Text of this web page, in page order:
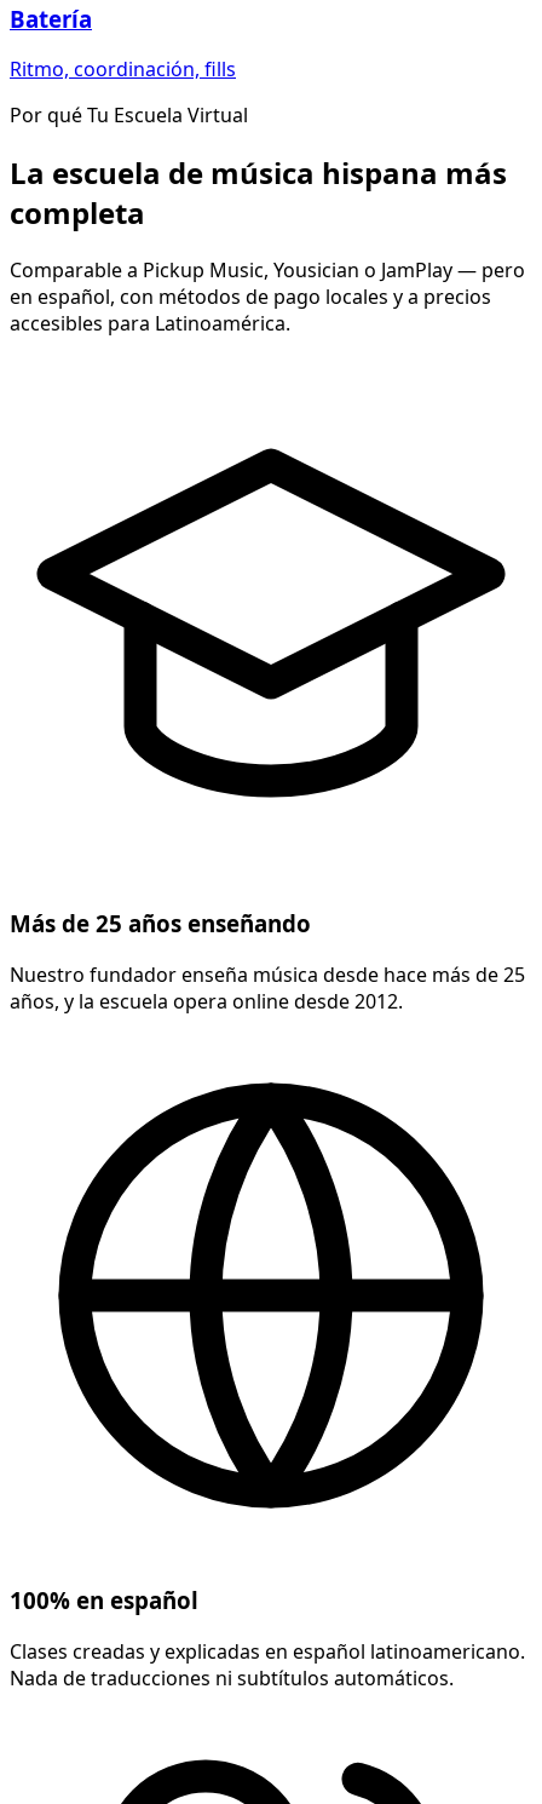
Batería
Ritmo, coordinación, fills
Por qué Tu Escuela Virtual
La escuela de música hispana más
completa
Comparable a Pickup Music, Yousician o JamPlay — pero
en español, con métodos de pago locales y a precios
accesibles para Latinoamérica.
Más de 25 años enseñando
Nuestro fundador enseña música desde hace más de 25
años, y la escuela opera online desde 2012.
100% en español
Clases creadas y explicadas en español latinoamericano.
Nada de traducciones ni subtítulos automáticos.